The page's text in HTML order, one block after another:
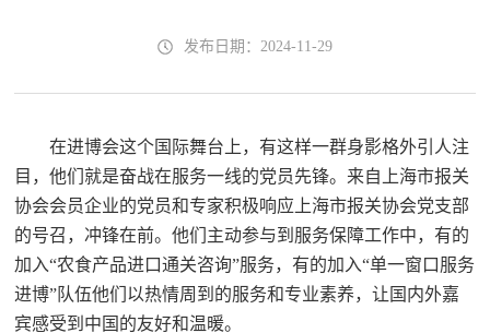
发布日期：2024-11-29
在进博会这个国际舞台上，有这样一群身影格外引人注
目，他们就是奋战在服务一线的党员先锋。来自上海市报关
协会会员企业的党员和专家积极响应上海市报关协会党支部
的号召，冲锋在前。他们主动参与到服务保障工作中，有的
加入“农食产品进口通关咨询”服务，有的加入“单一窗口服务
进博”队伍他们以热情周到的服务和专业素养，让国内外嘉
宾感受到中国的友好和温暖。